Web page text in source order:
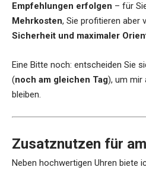
Empfehlungen erfolgen – für
Mehrkosten, Sie profitieren aber
Sicherheit und maximaler
Eine Bitte noch: entscheiden Sie
(noch am gleichen Tag), um mir
bleiben.
Zusatznutzen für
Neben hochwertigen Uhren biete